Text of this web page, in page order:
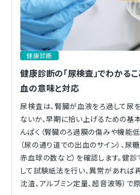
健康診断
健康診断の「尿検査」でわかる
血の意味と対応
尿検査は、腎臓が血液をろ過して尿
ないか、早期に拾い上げるための基
んぱく（腎臓のろ過膜の傷みや機能低
（尿の通り道での出血のサイン）、尿
赤血球の数など）を確認します。健
して試験紙法を行い、異常があれば
沈渣、アルブミン定量、超音波等）で